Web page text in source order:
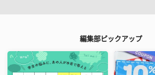
編集部ピックアップ